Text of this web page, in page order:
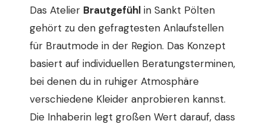
Das Atelier Brautgefühl in Sankt Pölten
gehört zu den gefragtesten Anlaufstellen
für Brautmode in der Region. Das Konzept
basiert auf individuellen Beratungsterminen,
bei denen du in ruhiger Atmosphäre
verschiedene Kleider anprobieren kannst.
Die Inhaberin legt großen Wert darauf, dass